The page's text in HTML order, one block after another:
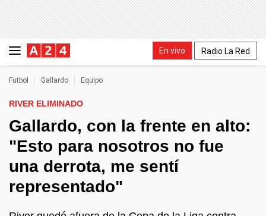
En vivo Radio La Red
Futbol Gallardo Equipo
RIVER ELIMINADO
Gallardo, con la frente en alto:
"Esto para nosotros no fue
una derrota, me sentí
representado"